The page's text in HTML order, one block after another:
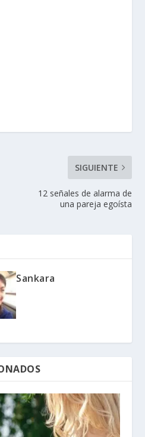
SIGUIENTE
12 señales de alarma de
una pareja egoísta
Sankara